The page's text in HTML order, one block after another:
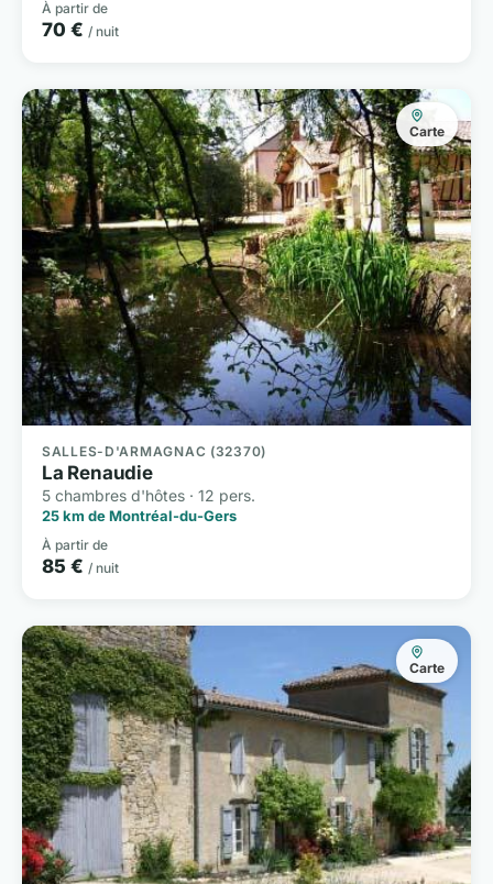
À partir de
70 € / nuit
Carte
SALLES-D'ARMAGNAC (32370)
La Renaudie
5 chambres d'hôtes · 12 pers.
25 km de Montréal-du-Gers
À partir de
85 € / nuit
Carte